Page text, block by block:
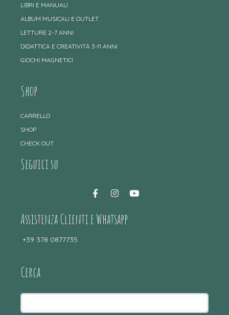
LIBRI E MANUALI
ALBUM MUSICALI E OUTLET
LETTURE 2-7 ANNI
DIDATTICA E CREATIVITÀ 3-11 ANNI
GIOCHI MAGNETICI
Shop
CARRELLO
SHOP
CHECK OUT
Seguici su
Assistenza Clienti e Whatsapp
+39 378 0877735
Cerca